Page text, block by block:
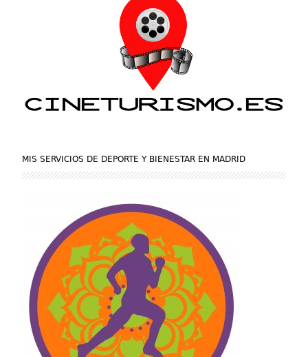
MIS SERVICIOS DE DEPORTE Y BIENESTAR EN MADRID